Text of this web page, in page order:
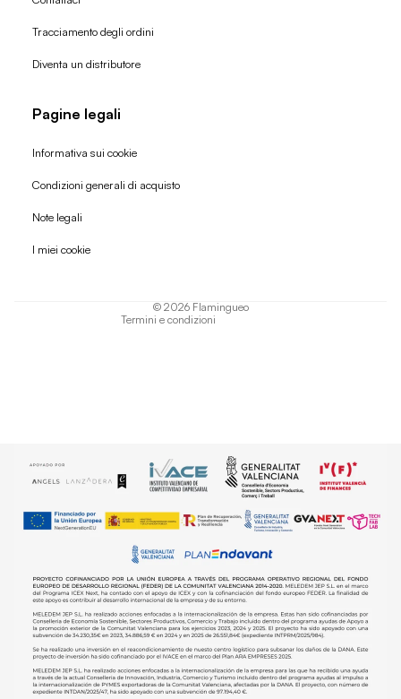
Tracciamento degli ordini
Diventa un distributore
Pagine legali
Informativa sui cookie
Condizioni generali di acquisto
Note legali
I miei cookie
© 2026 Flamingueo
Termini e condizioni
Politica di rimborso